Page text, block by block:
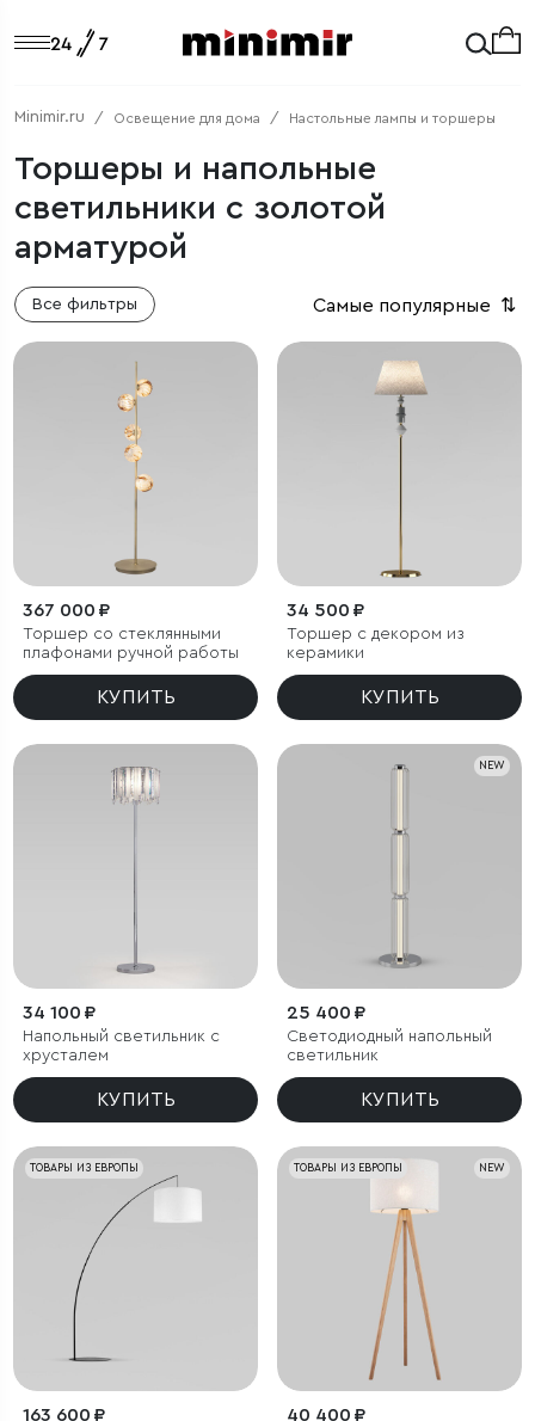
Minimir.ru Освещение для дома Настольные лампы и торшеры
Торшеры и напольные
светильники с золотой
арматурой
Все фильтры Самые популярные ⇅
367 000 ₽
Торшер со стеклянными
плафонами ручной работы
КУПИТЬ
34 500 ₽
Торшер с декором из
керамики
КУПИТЬ
34 100 ₽
Напольный светильник с
хрусталем
КУПИТЬ
NEW
25 400 ₽
Светодиодный напольный
светильник
КУПИТЬ
ТОВАРЫ ИЗ ЕВРОПЫ
163 600 ₽
NEW
ТОВАРЫ ИЗ ЕВРОПЫ
40 400 ₽